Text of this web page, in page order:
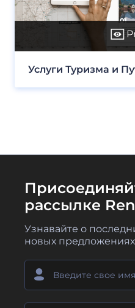
Услуги Туризма и
рассылке
Узнавайте о
новых